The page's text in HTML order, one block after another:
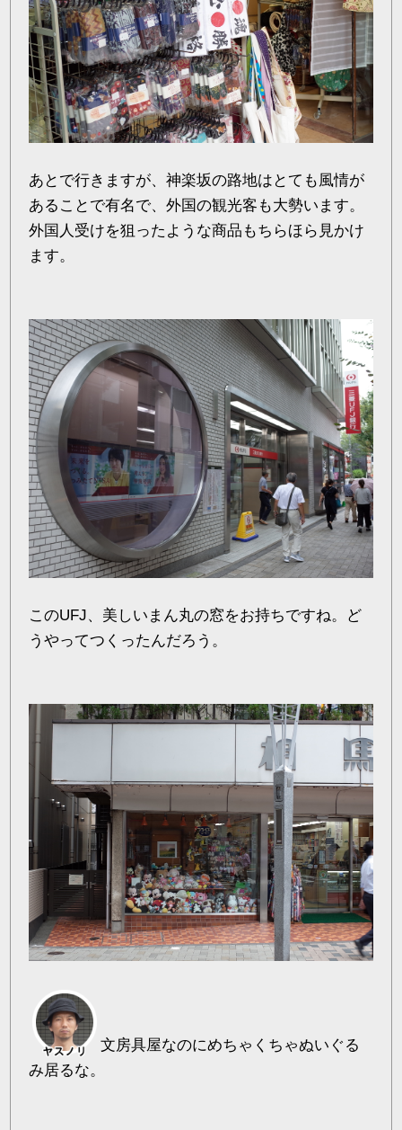
あとで行きますが、神楽坂の路地はとても風情が
あることで有名で、外国の観光客も大勢います。
外国人受けを狙ったような商品もちらほら見かけ
ます。
このUFJ、美しいまん丸の窓をお持ちですね。ど
うやってつくったんだろう。
文房具屋なのにめちゃくちゃぬいぐる
み居るな。